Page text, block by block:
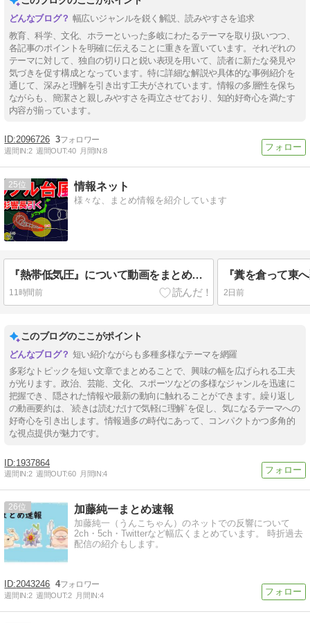
幅広いジャンルを鋭く解説、読みやすさを追求
教育、科学、文化、ホラーといった多岐にわたるテーマを取り扱いつつ、
各記事のポイントを明確に伝えることに重きを置いています。それぞれの
テーマに対して、独自の切り口と鋭い表現を用いて、読者に新たな発見や
気づきを促す構成となっています。特に詳細な解説や具体的な事例紹介を
通じて、深みと理解を引き出す工夫がされています。情報の多層性を保ち
ながらも、簡潔さと親しみやすさを両立させており、知的好奇心を満たす
内容が揃っています。
2096726 3
週間IN:2 週間OUT:40 月間IN:8
25 情報ネット
様々な、まとめ情報を紹介しています
『熱帯低気圧』について動画をまとめてみた
11時間前 2日前
このブログのここがポイント
短い紹介ながらも多種多様なテーマを網羅
多彩なトピックを短い文章でまとめることで、興味の幅を広げられる工夫
が光ります。政治、芸能、文化、スポーツなどの多様なジャンルを迅速に
把握でき、隠された情報や最新の動向に触れることができます。繰り返し
の動画要約は、`続きは読むだけで気軽に理解`を促し、気になるテーマへの
好奇心を引き出します。情報過多の時代にあって、コンパクトかつ多角的
な視点提供が魅力です。
1937864
週間IN:2 週間OUT:60 月間IN:4
26 加藤純一まとめ速報
加藤純一（うんこちゃん）のネットでの反響について
2ch・5ch・Twitterなど幅広くまとめています。 時折過去
配信の紹介もします。
2043246 4
週間IN:2 週間OUT:2 月間IN:4